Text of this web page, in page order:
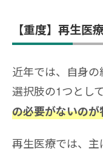
【重度】再生医
近年では、自身
選択肢の1つとし
の必要がないのが
再生医療では、主